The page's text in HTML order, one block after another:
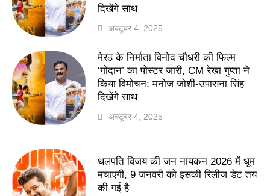
दिखेंगे साथ
अक्टूबर 4, 2025
मेरठ के निर्माता विनोद चौधरी की फिल्म
‘गोदान’ का पोस्टर जारी, CM रेखा गुप्ता ने
किया विमोचन; मनोज जोशी-उपासना सिंह
दिखेंगे साथ
अक्टूबर 4, 2025
थलपति विजय की जन नायकन 2026 में धूम
मचाएगी, 9 जनवरी को इसकी रिलीज डेट तय
की गई है